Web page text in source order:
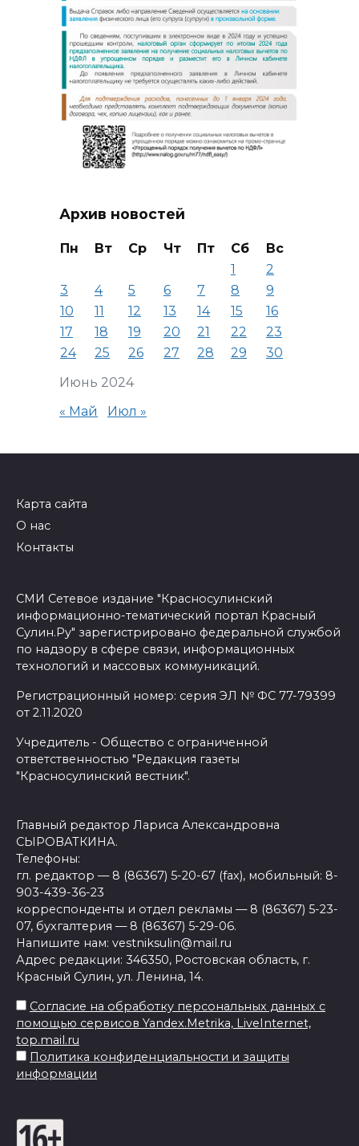
Архив новостей
Июнь 2024
Пн Вт Ср Чт Пт Сб
Вс
1
2
3
4 5 6 7 8
9
10
11 12 13 14 15
16
17
18 19 20 21 22
23
24
25 26 27 28 29 30
« Май Июл »
Карта сайта
О нас
Контакты
СМИ Сетевое издание "Красносулинский
информационно-тематический портал Красный
Сулин.Ру" зарегистрировано федеральной службой
по надзору в сфере связи, информационных
технологий и массовых коммуникаций.
Регистрационный номер: серия ЭЛ № ФС 77-79399
от 2.11.2020
Учредитель - Общество с ограниченной
ответственностью "Редакция газеты
"Красносулинский вестник".
Главный редактор Лариса Александровна
СЫРОВАТКИНА.
Телефоны:
гл. редактор — 8 (86367) 5-20-67 (fax), мобильный: 8-
903-439-36-23
корреспонденты и отдел рекламы — 8 (86367) 5-23-
07, бухгалтерия — 8 (86367) 5-29-06.
Напишите нам: vestniksulin@mail.ru
Адрес редакции: 346350, Ростовская область, г.
Красный Сулин, ул. Ленина, 14.
Согласие на обработку персональных данных с
помощью сервисов Yandex.Metrika, LiveInternet,
top.mail.ru
Политика конфиденциальности и защиты
информации